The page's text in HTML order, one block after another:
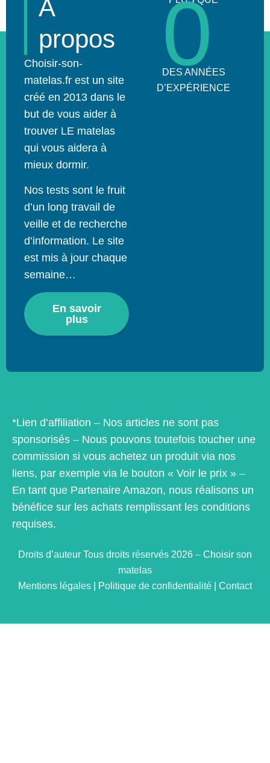
À
propos
Choisir-son-
matelas.fr est un site
créé en 2013 dans le
but de vous aider à
trouver LE matelas
qui vous aidera à
mieux dormir.
Nos tests sont le fruit
d’un long travail de
veille et de recherche
d’information. Le site
est mis à jour chaque
semaine…
En savoir
plus
0
DES ANNÉES
D’EXPÉRIENCE
*Lien d’affiliation – Nos articles ne sont pas
sponsorisés – Nous pouvons toutefois toucher une
commission si vous achetez un produit via nos
liens, par exemple via le bouton « Voir le prix » –
En tant que Partenaire Amazon, nous réalisons un
bénéfice sur les achats remplissant les conditions
requises.
Droits d’auteur Tous droits réservés 2026 – Choisir son
matelas
Mentions légales
Politique de confidentialité Contact